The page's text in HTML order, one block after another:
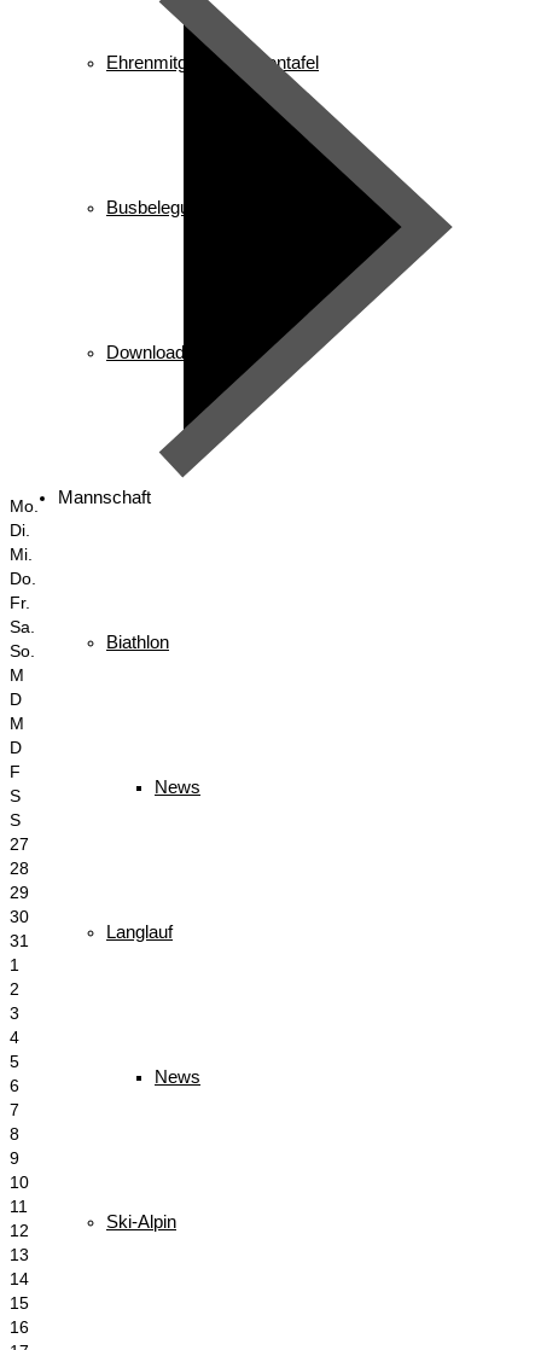
Ehrenmitglieder/ Ehrentafel
Busbelegung
Downloads
Mannschaft
Biathlon
News
Langlauf
News
Ski-Alpin
Mo.
Di.
Mi.
Do.
Fr.
Sa.
So.
M
D
M
D
F
S
S
27
28
29
30
31
1
2
3
4
5
6
7
8
9
10
11
12
13
14
15
16